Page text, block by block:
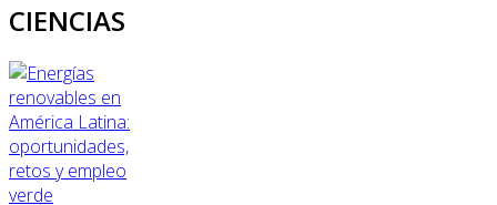
CIENCIAS